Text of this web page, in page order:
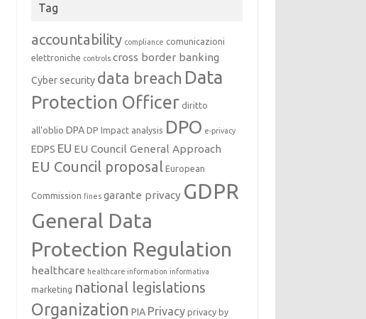
Tag
accountability compliance comunicazioni
elettroniche controls cross border banking
Cyber security data breach Data
Protection Officer diritto
all'oblio DPA DP Impact analysis DPO e-privacy
EDPS EU EU Council General Approach
EU Council proposal European
Commission fines garante privacy GDPR
General Data
Protection Regulation
healthcare healthcare information informativa
marketing national legislations
Organization PIA Privacy privacy by